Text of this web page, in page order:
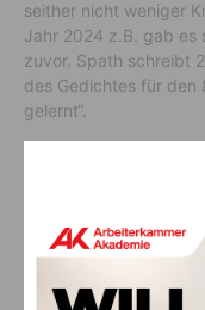
seither nicht weniger
Jahr 2024 z.B. gab es
zuvor. Spath schreibt
des Gedichtes für den
gelernt“.